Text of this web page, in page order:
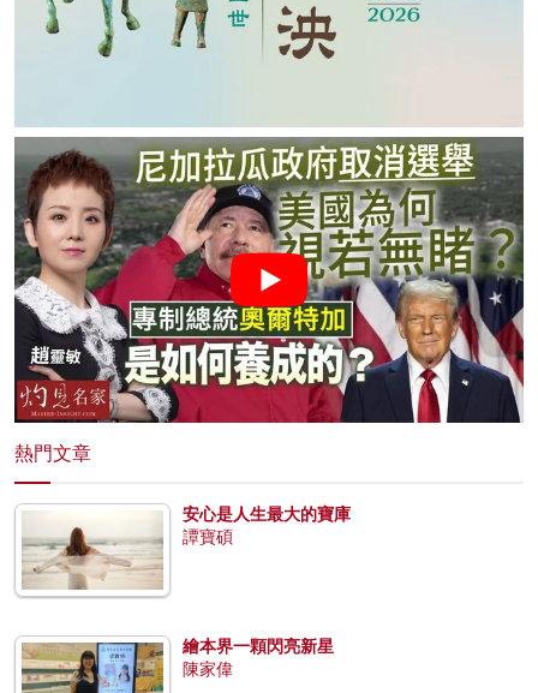
熱門文章
安心是人生最大的寶庫
譚寶碩
繪本界一顆閃亮新星
陳家偉